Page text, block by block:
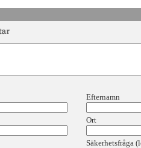
Efternamn
Ort
Säkerhetsfråga